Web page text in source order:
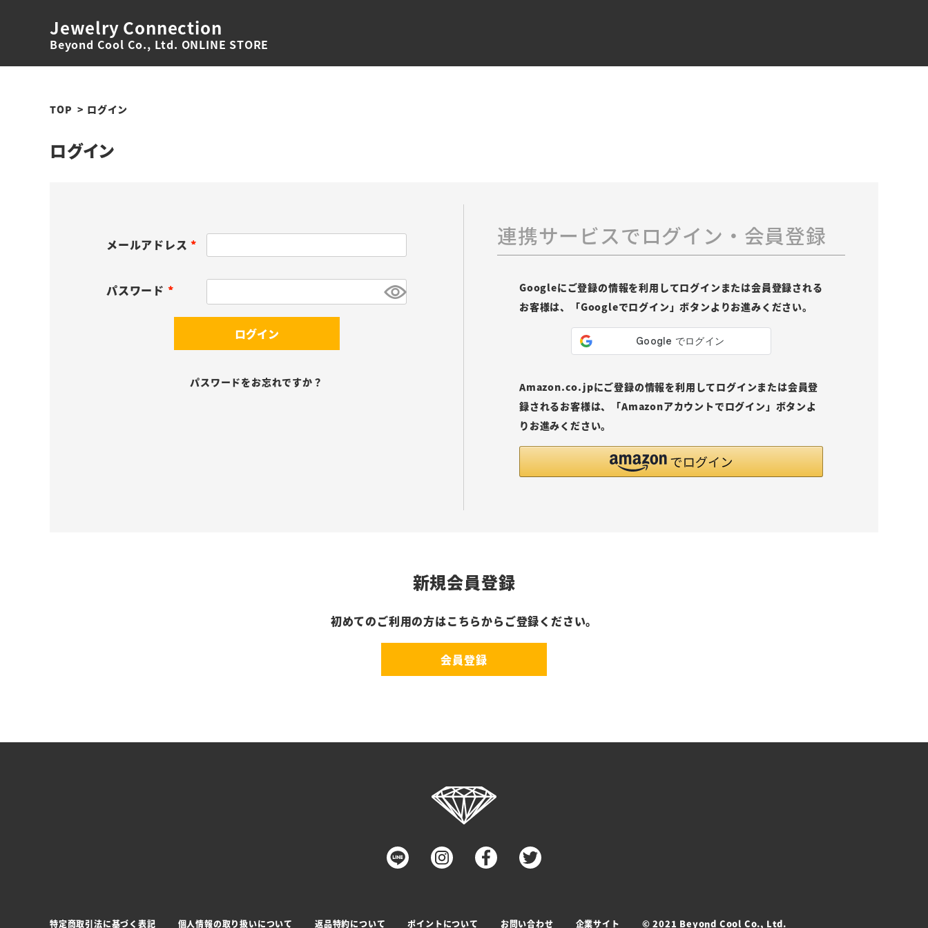
Jewelry Connection
Beyond Cool Co., Ltd. ONLINE STORE
TOP ログイン
ログイン
メールアドレス
パスワード
ログイン
パスワードをお忘れですか？
連携サービスでログイン・会員登録
Googleにご登録の情報を利用してログインまたは会員登録される
お客様は、「Googleでログイン」ボタンよりお進みください。
Amazon.co.jpにご登録の情報を利用してログインまたは会員登
録されるお客様は、「Amazonアカウントでログイン」ボタンよ
りお進みください。
新規会員登録
初めてのご利用の方はこちらからご登録ください。
会員登録
特定商取引法に基づく表記 個人情報の取り扱いについて 返品特約について ポイントについて お問い合わせ 企業サイト © 2021 Beyond Cool Co., Ltd.